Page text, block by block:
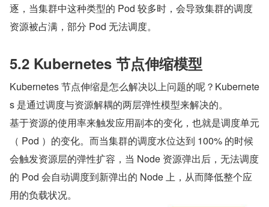
逐，当集群中这种类型的 Pod 较多时，会导致集群的调度
资源被占满，部分 Pod 无法调度。
5.2 Kubernetes 节点伸缩模型
Kubernetes 节点伸缩是怎么解决以上问题的呢？Kubernete
s 是通过调度与资源解耦的两层弹性模型来解决的。
基于资源的使用率来触发应用副本的变化，也就是调度单元
（ Pod ）的变化。而当集群的调度水位达到 100% 的时候
会触发资源层的弹性扩容，当 Node 资源弹出后，无法调度
的 Pod 会自动调度到新弹出的 Node 上，从而降低整个应
用的负载状况。